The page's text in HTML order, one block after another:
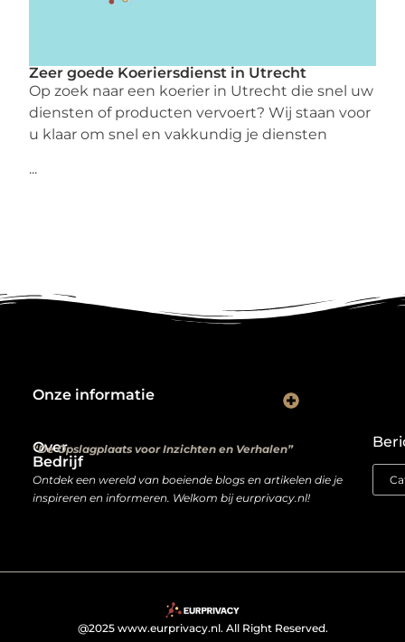
Zeer goede Koeriersdienst in Utrecht
Op zoek naar een koerier in Utrecht die snel uw
diensten of producten vervoert? Wij staan voor
u klaar om snel en vakkundig je diensten
...
Over
Bedrijf
“De Opslagplaats voor Inzichten en Verhalen”
Ontdek een wereld van boeiende blogs en artikelen die je
inspireren en informeren. Welkom bij eurprivacy.nl!
Onze informatie
@2025 www.eurprivacy.nl. All Right Reserved.